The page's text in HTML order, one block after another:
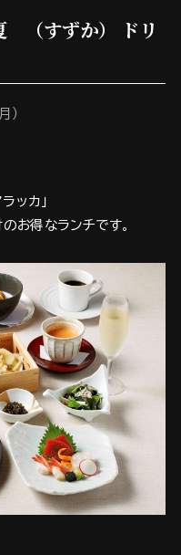
（すずか） ドリ
）
ッカ」
お得なランチです。